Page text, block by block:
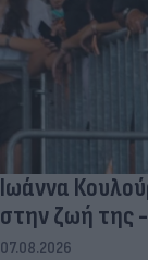
Ιωάννα
στην ζωή της
07.08.2026